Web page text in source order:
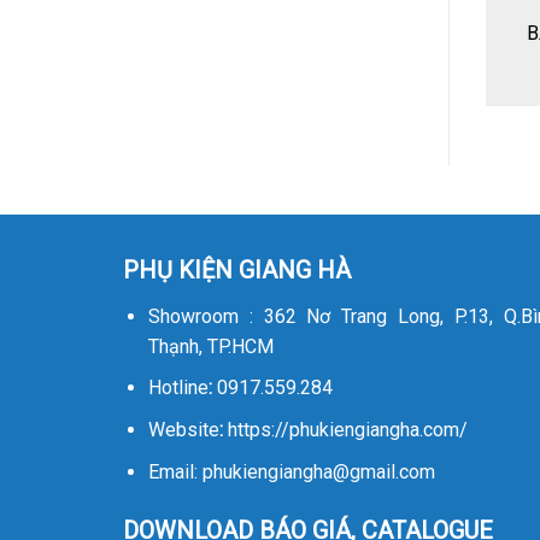
PHỤ KIỆN GIANG HÀ
Showroom : 362 Nơ Trang Long, P.13,
Thạnh, TP.HCM
Hotline:0917.559.284
Website: https://phukiengiangha.com/
Email: phukiengiangha@gmail.com
DOWNLOAD BÁO GIÁ, CATALOGUE